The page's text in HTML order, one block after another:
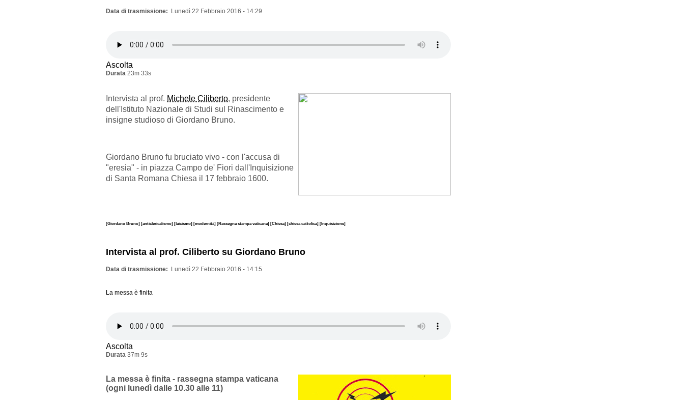
Data di trasmissione Lunedì 22 Febbraio 2016 - 14:29
Ascolta
Durata 23m 33s
Intervista al prof. Michele Ciliberto, presidente
dell'Istituto Nazionale di Studi sul Rinascimento e
insigne studioso di Giordano Bruno.
Giordano Bruno fu bruciato vivo - con l'accusa di
"eresia" - in piazza Campo de' Fiori dall'Inquisizione
di Santa Romana Chiesa il 17 febbraio 1600.
[Giordano Bruno] [anticlericalismo] [laicismo] [modernità] [Rassegna stampa vaticana] [Chiesa] [chiesa cattolica] [Inquisizione]
Intervista al prof. Ciliberto su Giordano Bruno
Data di trasmissione Lunedì 22 Febbraio 2016 - 14:15
La messa è finita
Ascolta
Durata 37m 9s
La messa è finita - rassegna stampa vaticana
(ogni lunedì dalle 10.30 alle 11)